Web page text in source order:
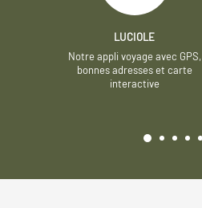
LUCIOLE
Notre appli voyage avec GPS,
bonnes adresses et carte
interactive